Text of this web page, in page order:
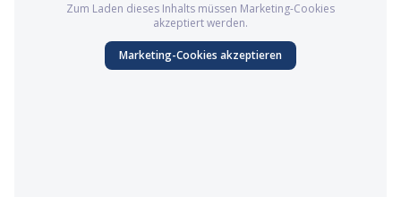
Zum Laden dieses Inhalts müssen Marketing-Cookies
akzeptiert werden.
Marketing-Cookies akzeptieren